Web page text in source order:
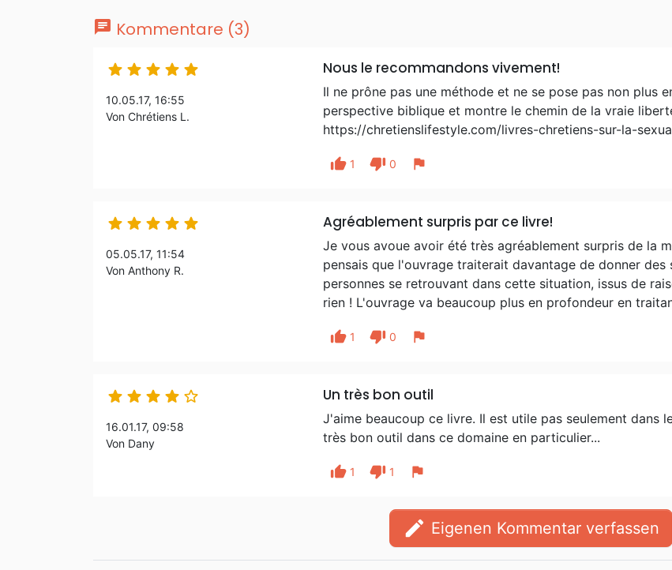
chat Kommentare (3)
    
10.05.17, 16:55
Von Chrétiens L.
Nous le recommandons vivement!
Il ne prône pas une méthode et ne se pose pas non plus
perspective biblique et montre le chemin de la vraie
https://chretienslifestyle.com/livres-chretiens-sur-la-
thumb_up 1 thumb_down 0 flag
    
05.05.17, 11:54
Von Anthony R.
Agréablement surpris par ce livre!
Je vous avoue avoir été très agréablement surpris de la
pensais que l'ouvrage traiterait davantage de donner
personnes se retrouvant dans cette situation, issus de
rien ! L'ouvrage va beaucoup plus en profondeur en
thumb_up 1 thumb_down 0 flag
    
16.01.17, 09:58
Von Dany
Un très bon outil
J'aime beaucoup ce livre. Il est utile pas seulement dans
très bon outil dans ce domaine en particulier...
thumb_up 1 thumb_down 1 flag
edit Eigenen Kommentar verfassen